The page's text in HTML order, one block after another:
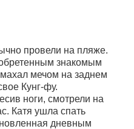
провели на пляже.
знакомым
мечом на заднем
Кунг-фу.
ноги, смотрели на
Катя ушла спать
дневным